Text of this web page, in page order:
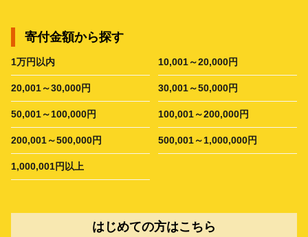
寄付金額から探す
1万円以内 10,001～20,000円
20,001～30,000円 30,001～50,000円
50,001～100,000円 100,001～200,000円
200,001～500,000円 500,001～1,000,000円
1,000,001円以上
はじめての方はこちら